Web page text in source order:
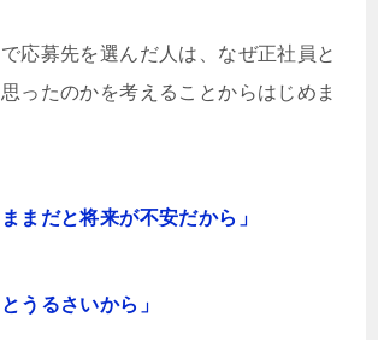
で応募先を選んだ人は、なぜ正社員と
ったのかを考えることからはじめま
まだと将来が不安だから」
うるさいから」